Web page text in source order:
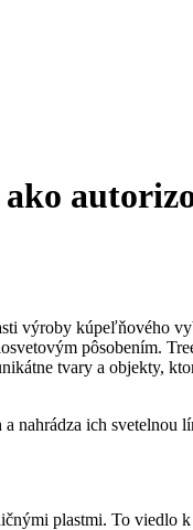
výroby kúpeľňového
pôsobením.
tvary a objekty,
nahrádza ich svetelnou
plastmi. To viedlo k